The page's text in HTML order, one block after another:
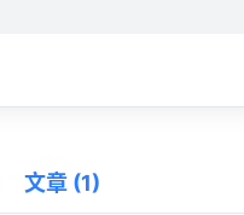
文章 (1)